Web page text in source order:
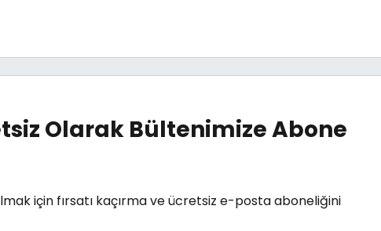
Olarak Bültenimize Abone
için fırsatı kaçırma ve ücretsiz e-posta aboneliğini